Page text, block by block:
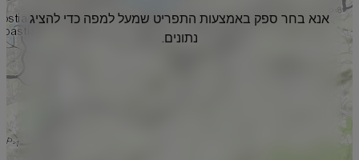
אנא בחר ספק באמצעות התפריט שמעל למפה כדי להציג
נתונים.